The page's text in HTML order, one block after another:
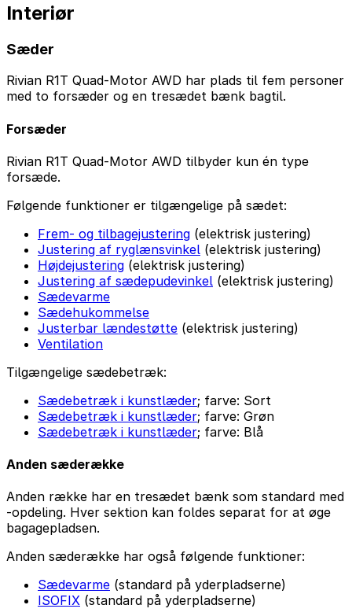
Interiør
Sæder
Rivian R1T Quad-Motor AWD har plads til fem personer
med to forsæder og en tresædet bænk bagtil.
Forsæder
Rivian R1T Quad-Motor AWD tilbyder kun én type
forsæde.
Følgende funktioner er tilgængelige på sædet:
Frem- og tilbagejustering (elektrisk justering)
Justering af ryglænsvinkel (elektrisk justering)
Højdejustering (elektrisk justering)
Justering af sædepudevinkel (elektrisk justering)
Sædevarme
Sædehukommelse
Justerbar lændestøtte (elektrisk justering)
Ventilation
Tilgængelige sædebetræk:
Sædebetræk i kunstlæder; farve: Sort
Sædebetræk i kunstlæder; farve: Grøn
Sædebetræk i kunstlæder; farve: Blå
Anden sæderække
Anden række har en tresædet bænk som standard med
-opdeling. Hver sektion kan foldes separat for at øge
bagagepladsen.
Anden sæderække har også følgende funktioner:
Sædevarme (standard på yderpladserne)
ISOFIX (standard på yderpladserne)